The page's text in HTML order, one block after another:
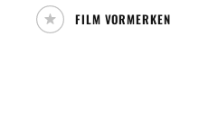
FILM VORMERKEN